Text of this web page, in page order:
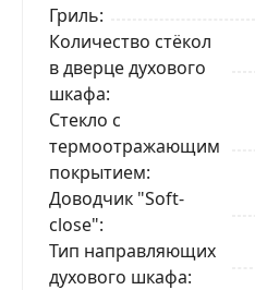
Гриль
Количество стёкол
в дверце духового
шкафа
Стекло с
термоотражающим
покрытием
Доводчик "Soft-
close"
Тип направляющих
духового шкафа
Я даю согласие на
данных в соответствии
площадки